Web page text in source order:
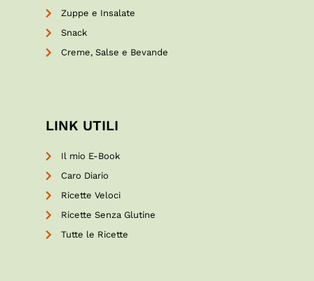
Zuppe e Insalate
Snack
Creme, Salse e Bevande
LINK UTILI
Il mio E-Book
Caro Diario
Ricette Veloci
Ricette Senza Glutine
Tutte le Ricette